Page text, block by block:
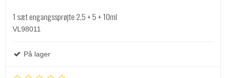
1 sæt engangssprøjte 2,5 + 5 + 10ml
VL98011
På lager